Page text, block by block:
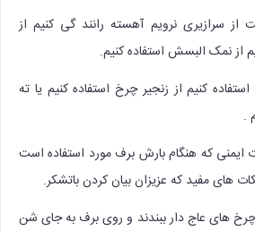
از سرازیری نرویم آهسته رانند گی کنیم از
از نمک البسش استفاده کنیم.
کنیم از زنجیر چرخ استفاده کنیم یا ته
.
ایمنی که هنگام بارش برف مورد استفاده است
های مفید که عزیزان بیان کردن باتشکر.
های عاج دار ببندند و روی برف به جای شن